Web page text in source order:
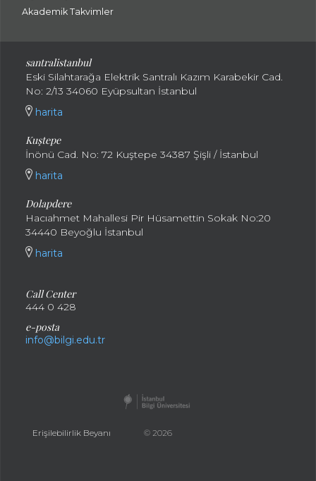
Akademik Takvimler
santralistanbul
Eski Silahtarağa Elektrik Santralı Kazım Karabekir Cad.
No: 2/13 34060 Eyüpsultan İstanbul
harita
Kuştepe
İnönü Cad. No: 72 Kuştepe 34387 Şişli / İstanbul
harita
Dolapdere
Hacıahmet Mahallesi Pir Hüsamettin Sokak No:20
34440 Beyoğlu İstanbul
harita
Call Center
444 0 428
e-posta
info@bilgi.edu.tr
Erişilebilirlik Beyanı © 2026